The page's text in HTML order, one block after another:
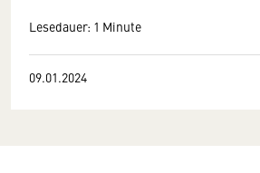
Lesedauer: 1 Minute
09.01.2024